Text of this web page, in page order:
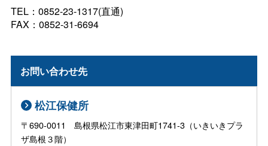
TEL：0852-23-1317(直通)
FAX：0852-31-6694
お問い合わせ先
松江保健所
〒690-0011 島根県松江市東津田町1741-3（いきいきプラ
ザ島根３階）